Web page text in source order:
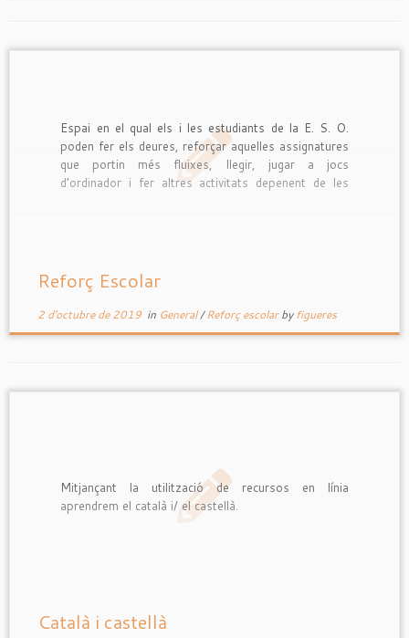
Espai en el qual els i les estudiants de la E. S. O.
poden fer els deures, reforçar aquelles assignatures
que portin més fluixes, llegir, jugar a jocs
d’ordinador i fer altres activitats depenent de les
Reforç Escolar
2 d'octubre de 2019in General/Reforç escolarbyfigueres
Mitjançant la utilització de recursos en línia
aprendrem el català i/ el castellà.
Català i castellà